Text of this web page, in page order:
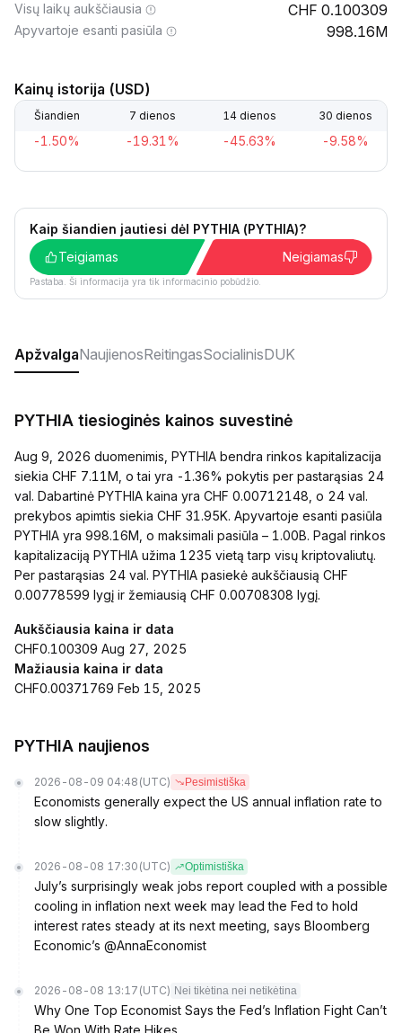
Visų laikų aukščiausia 0.100309
Apyvartoje esanti pasiūla 998.16M
Kainų istorija (USD)
Šiandien 7 dienos 14 dienos 30 dienos
-1.50% -19.31% -45.63% -9.58%
Kaip šiandien jautiesi dėl PYTHIA (PYTHIA)?
Teigiamas
Neigiamas
Pastaba. Ši informacija yra tik informacinio pobūdžio.
ApžvalgaNaujienosReitingasSocialinisDUK
PYTHIA tiesioginės kainos suvestinė
Aug 9, 2026 duomenimis, PYTHIA bendra rinkos kapitalizacija
siekia CHF 7.11M, o tai yra -1.36% pokytis per pastarąsias 24
val. Dabartinė PYTHIA kaina yra CHF 0.00712148, o 24 val.
prekybos apimtis siekia CHF 31.95K. Apyvartoje esanti pasiūla
PYTHIA yra 998.16M, o maksimali pasiūla – 1.00B. Pagal rinkos
kapitalizaciją PYTHIA užima 1235 vietą tarp visų kriptovaliutų.
Per pastarąsias 24 val. PYTHIA pasiekė aukščiausią CHF
0.00778599 lygį ir žemiausią CHF 0.00708308 lygį.
Aukščiausia kaina ir data
CHF0.100309 Aug 27, 2025
Mažiausia kaina ir data
CHF0.00371769 Feb 15, 2025
PYTHIA naujienos
2026-08-09 04:48 (UTC) Pesimistiška
Economists generally expect the US annual inflation rate to
slow slightly.
2026-08-08 17:30 (UTC) Optimistiška
July’s surprisingly weak jobs report coupled with a possible
cooling in inflation next week may lead the Fed to hold
interest rates steady at its next meeting, says Bloomberg
Economic’s @AnnaEconomist
2026-08-08 13:17 (UTC) Nei tikėtina nei netikėtina
Why One Top Economist Says the Fed’s Inflation Fight Can’t
Be Won With Rate Hikes